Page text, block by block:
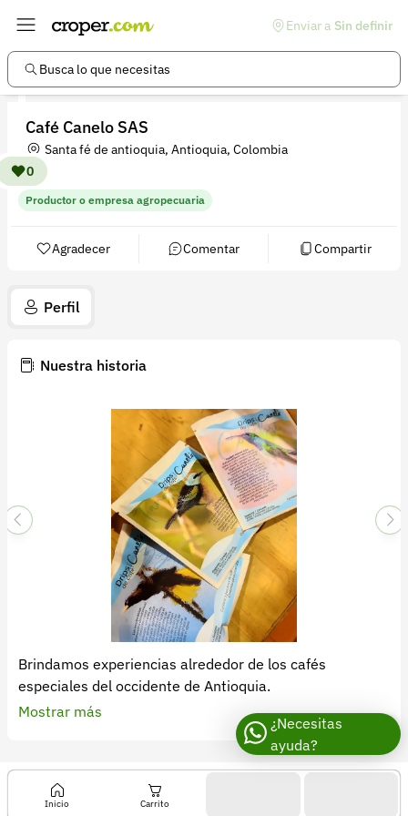
Enviar a Sin definir
Busca lo que necesitas
0
Café Canelo SAS
Santa fé de antioquia, Antioquia, Colombia
Productor o empresa agropecuaria
Agradecer Comentar Compartir
Perfil
Nuestra historia
Brindamos experiencias alrededor de los cafés
especiales del occidente de Antioquia.
Mostrar más
Enlaces de interés
Preguntas frecuentes
Ayuda
Información legal
Términos y condiciones
Política de devoluciones
Cuenta
+57 323 2931928
contacto@croper.com
© 2026 Croper.com Todos los derechos reservados
Inicio Carrito
¿Necesitas
ayuda?